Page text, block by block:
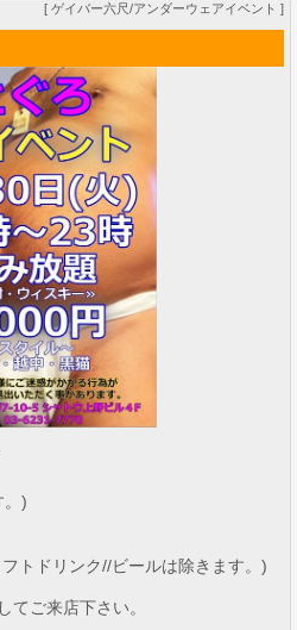
[ ゲイバー六尺/アンダーウェアイベント ]
)
トドリンク//ビールは除きます。)
ご来店下さい。